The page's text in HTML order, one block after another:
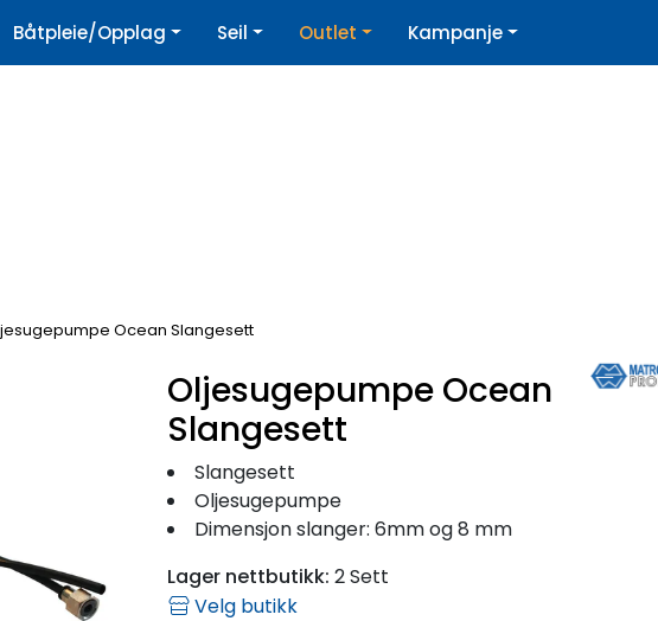
| Nyhetsbrev
Båtpleie/Opplag Seil Outlet Kampanje
Ocean Slangesett
Oljesugepumpe Ocean
Slangesett
Slangesett
Oljesugepumpe
Dimensjon slanger: 6mm og 8 mm
Lager nettbutikk: 2 Sett
Velg butikk